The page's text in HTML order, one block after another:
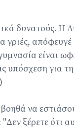
δυνατούς. Η
γριές,
είναι
υπόσχεση για
να
ξέρετε ότι